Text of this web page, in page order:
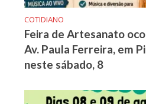
COTIDIANO
Feira de Artesanato
Av. Paula Ferreira, em
neste sábado, 8